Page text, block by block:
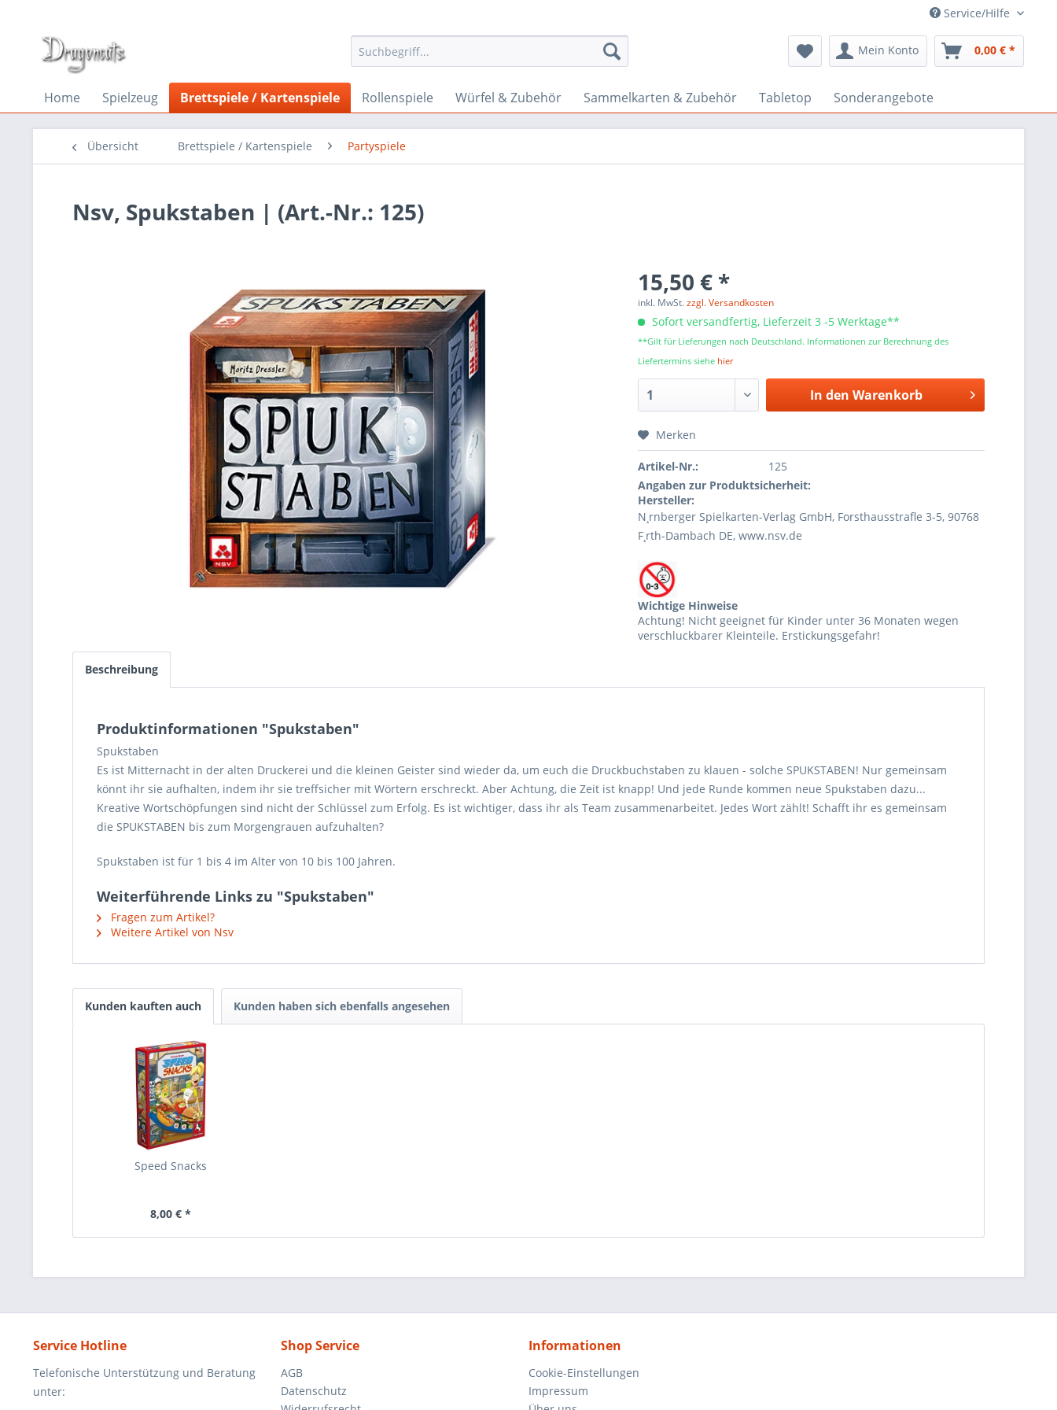
Service/Hilfe
Mein Konto 0,00 € *
Home Spielzeug Brettspiele / Kartenspiele Rollenspiele Würfel & Zubehör Sammelkarten & Zubehör Tabletop Sonderangebote
Übersicht Brettspiele / Kartenspiele Partyspiele
Nsv, Spukstaben | (Art.-Nr.: 125)
15,50 € *
inkl. MwSt.zzgl. Versandkosten
Sofort versandfertig, Lieferzeit 3 -5 Werktage**
**Gilt für Lieferungen nach Deutschland. Informationen zur Berechnung des
Liefertermins siehe hier
In den Warenkorb
Merken
Artikel-Nr.:
125
Angaben zur Produktsicherheit:
Hersteller:
N¸rnberger Spielkarten-Verlag GmbH, Forsthausstraﬂe 3-5, 90768
F¸rth-Dambach DE, www.nsv.de
Wichtige Hinweise
Achtung! Nicht geeignet für Kinder unter 36 Monaten wegen
verschluckbarer Kleinteile. Erstickungsgefahr!
Beschreibung
Produktinformationen "Spukstaben"
Spukstaben
Es ist Mitternacht in der alten Druckerei und die kleinen Geister sind wieder da, um euch die Druckbuchstaben zu klauen - solche SPUKSTABEN! Nur gemeinsam
könnt ihr sie aufhalten, indem ihr sie treffsicher mit Wörtern erschreckt. Aber Achtung, die Zeit ist knapp! Und jede Runde kommen neue Spukstaben dazu...
Kreative Wortschöpfungen sind nicht der Schlüssel zum Erfolg. Es ist wichtiger, dass ihr als Team zusammenarbeitet. Jedes Wort zählt! Schafft ihr es gemeinsam
die SPUKSTABEN bis zum Morgengrauen aufzuhalten?
Spukstaben ist für 1 bis 4 im Alter von 10 bis 100 Jahren.
Weiterführende Links zu "Spukstaben"
Fragen zum Artikel?
Weitere Artikel von Nsv
Kunden kauften auch Kunden haben sich ebenfalls angesehen
Speed Snacks
8,00 € *
Service Hotline
Telefonische Unterstützung und Beratung
unter:
Shop Service
AGB
Datenschutz
Informationen
Cookie-Einstellungen
Impressum